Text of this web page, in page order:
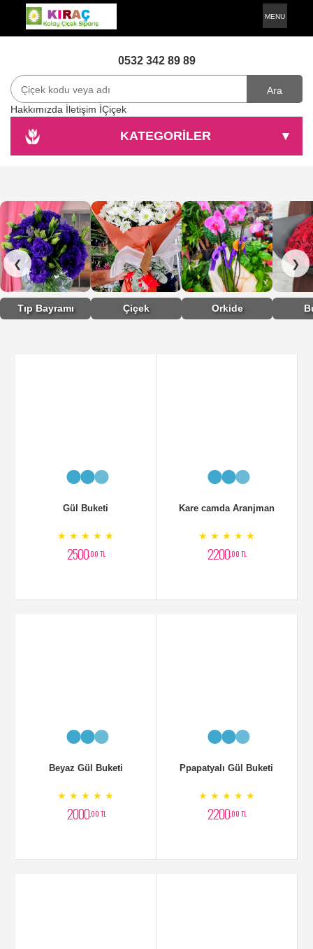
MENU
0532 342 89 89
Ara
Hakkımızda İletişim İÇiçek
KATEGORİLER ▾
❮
Tıp Bayramı Çiçek Orkide
❯
Gül Buketi
★ ★ ★ ★ ★
2500,00 TL
Kare camda Aranjman
★ ★ ★ ★ ★
2200,00 TL
Beyaz Gül Buketi
★ ★ ★ ★ ★
2000,00 TL
Ppapatyalı Gül Buketi
★ ★ ★ ★ ★
2200,00 TL